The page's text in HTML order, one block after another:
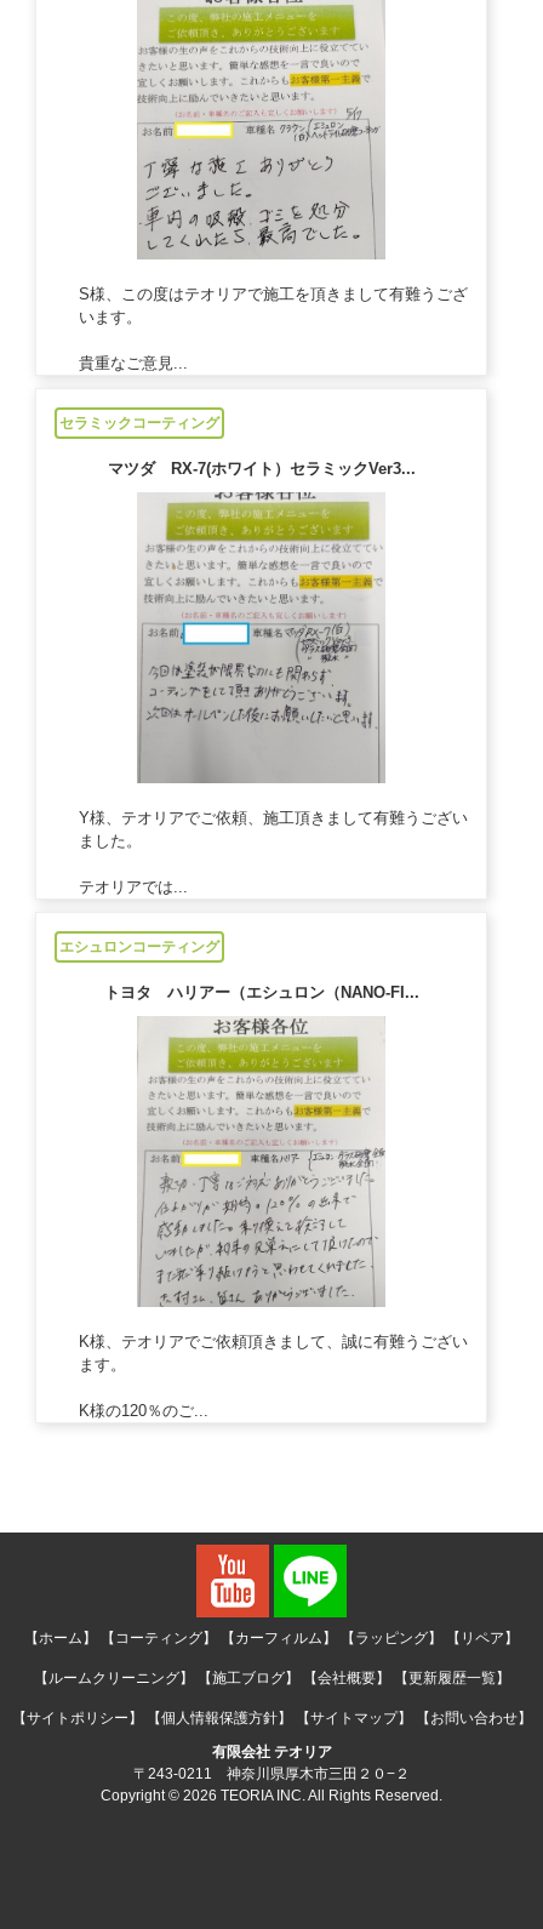
S様、この度はテオリアで施工を頂きまして有難うござ
います。
貴重なご意見...
セラミックコーティング
マツダ RX-7(ホワイト）セラミックVer3...
Y様、テオリアでご依頼、施工頂きまして有難うござい
ました。
テオリアでは...
エシュロンコーティング
トヨタ ハリアー（エシュロン（NANO-FI...
K様、テオリアでご依頼頂きまして、誠に有難うござい
ます。
K様の120％のご...
【ホーム】 【コーティング】 【カーフィルム】 【ラッピング】 【リペア】
【ルームクリーニング】 【施工ブログ】 【会社概要】 【更新履歴一覧】
【サイトポリシー】 【個人情報保護方針】 【サイトマップ】
【お問い合わせ】
有限会社 テオリア
〒243-0211 神奈川県厚木市三田２０−２
Copyright © 2026 TEORIA INC. All Rights Reserved.